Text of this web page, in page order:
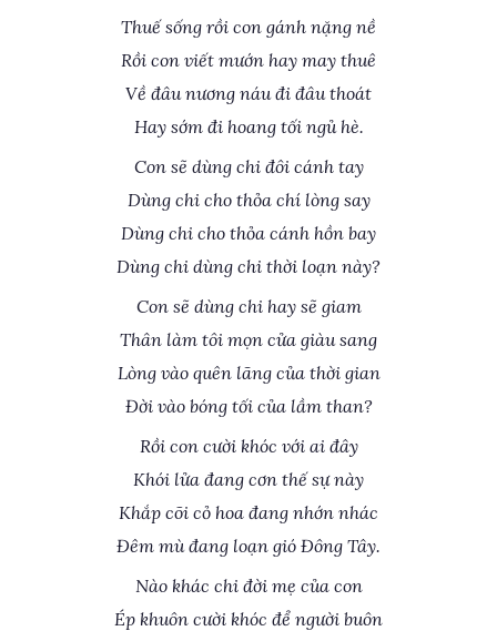
Thuế sống rồi con gánh nặng nề
Rồi con viết mướn hay may thuê
Về đâu nương náu đi đâu thoát
Hay sớm đi hoang tối ngủ hè.
Con sẽ dùng chi đôi cánh tay
Dùng chi cho thỏa chí lòng say
Dùng chi cho thỏa cánh hồn bay
Dùng chi dùng chi thời loạn này?
Con sẽ dùng chi hay sẽ giam
Thân làm tôi mọn cửa giàu sang
Lòng vào quên lãng của thời gian
Đời vào bóng tối của lầm than?
Rồi con cười khóc với ai đây
Khói lửa đang cơn thế sự này
Khắp cõi cỏ hoa đang nhớn nhác
Đêm mù đang loạn gió Đông Tây.
Nào khác chi đời mẹ của con
Ép khuôn cười khóc để người buôn